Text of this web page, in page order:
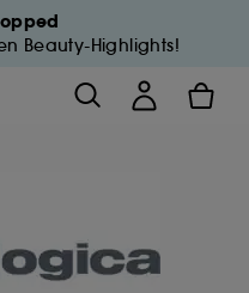
Beauty-Highlights!